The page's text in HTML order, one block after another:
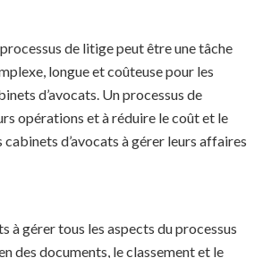
de litige peut être une tâche
longue et coûteuse pour les
d’avocats. Un processus de
opérations et à réduire le coût et le
d’avocats à gérer leurs affaires
à gérer tous les aspects du processus
des documents, le classement et le